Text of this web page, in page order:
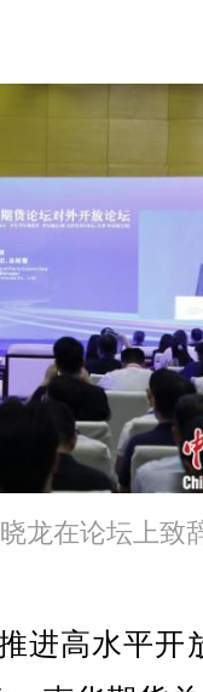
龙在论坛上致
高水平开